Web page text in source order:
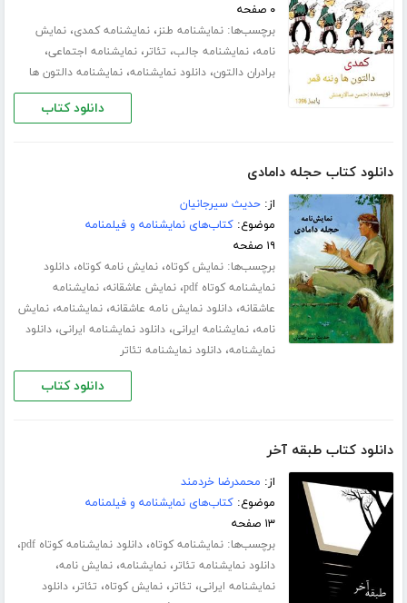
۰ صفحه
برچسب‌ها:نمایشنامه طنز،نمایشنامه کمدی،نمایش
نامه،نمایشنامه جالب، تئاتر،نمایشنامه اجتماعی،
برادران دالتون،دانلود نمایشنامه،نمایشنامه دالتون ها
دانلود کتاب
دانلود کتاب حجله دامادی
از:حدیث سیرجانیان
موضوع:کتاب‌های نمایشنامه و فیلمنامه
۱۹ صفحه
برچسب‌ها:نمایش کوتاه،نمایش نامه کوتاه،دانلود
نمایشنامه کوتاه pdf
،نمایش عاشقانه،نمایشنامه
عاشقانه،دانلود نمایش نامه عاشقانه،نمایشنامه،نمایش
نامه،نمایشنامه ایرانی،دانلود نمایشنامه ایرانی،دانلود
نمایشنامه،دانلود نمایشنامه تئاتر
دانلود کتاب
دانلود کتاب طبقه آخر
از: محمدرضا خردمند
موضوع:کتاب‌های نمایشنامه و فیلمنامه
۱۳ صفحه
برچسب‌ها:نمایشنامه کوتاه،دانلود نمایشنامه کوتاه pdf ،
دانلود نمایشنامه تئاتر،نمایشنامه،نمایش نامه،
نمایشنامه ایرانی، تئاتر،نمایش کوتاه، تئاتر،دانلود